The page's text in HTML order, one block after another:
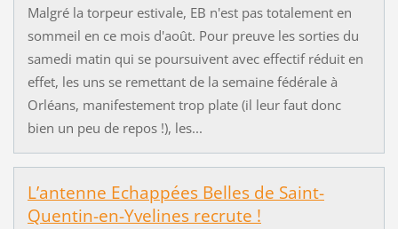
Malgré la torpeur estivale, EB n'est pas totalement en
sommeil en ce mois d'août. Pour preuve les sorties du
samedi matin qui se poursuivent avec effectif réduit en
effet, les uns se remettant de la semaine fédérale à
Orléans, manifestement trop plate (il leur faut donc
bien un peu de repos !), les...
L’antenne Echappées Belles de Saint-
Quentin-en-Yvelines recrute !